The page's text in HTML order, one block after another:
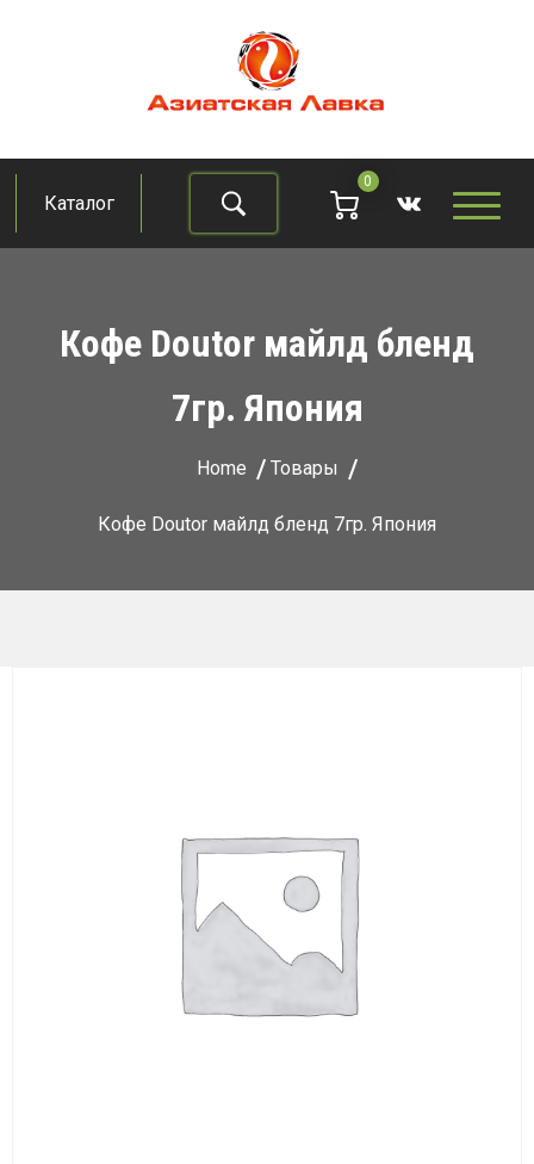
Азиатская лавка
Продукты из восточно-азиатских стран
Каталог
0
Кофе Doutor майлд бленд
7гр. Япония
Home Товары
Кофе Doutor майлд бленд 7гр. Япония